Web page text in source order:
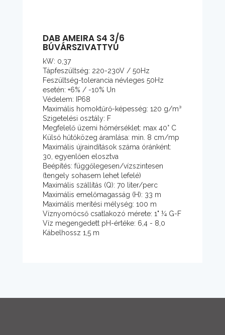
DAB AMEIRA S4 3/6
BÚVÁRSZIVATTYÚ
kW: 0,37
Tápfeszültség: 220-230V / 50Hz
Feszültség-tolerancia névleges 50Hz
esetén: +6% / -10% Un
Védelem: IP68
Maximális homoktűrő-képesség: 120 g/m³
Szigetelési osztály: F
Megfelelő üzemi hőmérséklet: max 40° C
Külső hűtőközeg áramlása: min. 8 cm/mp
Maximális újraindítások száma óránként:
30, egyenlően elosztva
Beépítés: függőlegesen/vízszintesen
(tengely sohasem lehet lefelé)
Maximális szállítás (Q): 70 liter/perc
Maximális emelőmagasság (H): 33 m
Maximális merítési mélység: 100 m
Víznyomócső csatlakozó mérete: 1" ¼ G-F
Víz megengedett pH-értéke: 6,4 - 8,0
Kábelhossz 1,5 m